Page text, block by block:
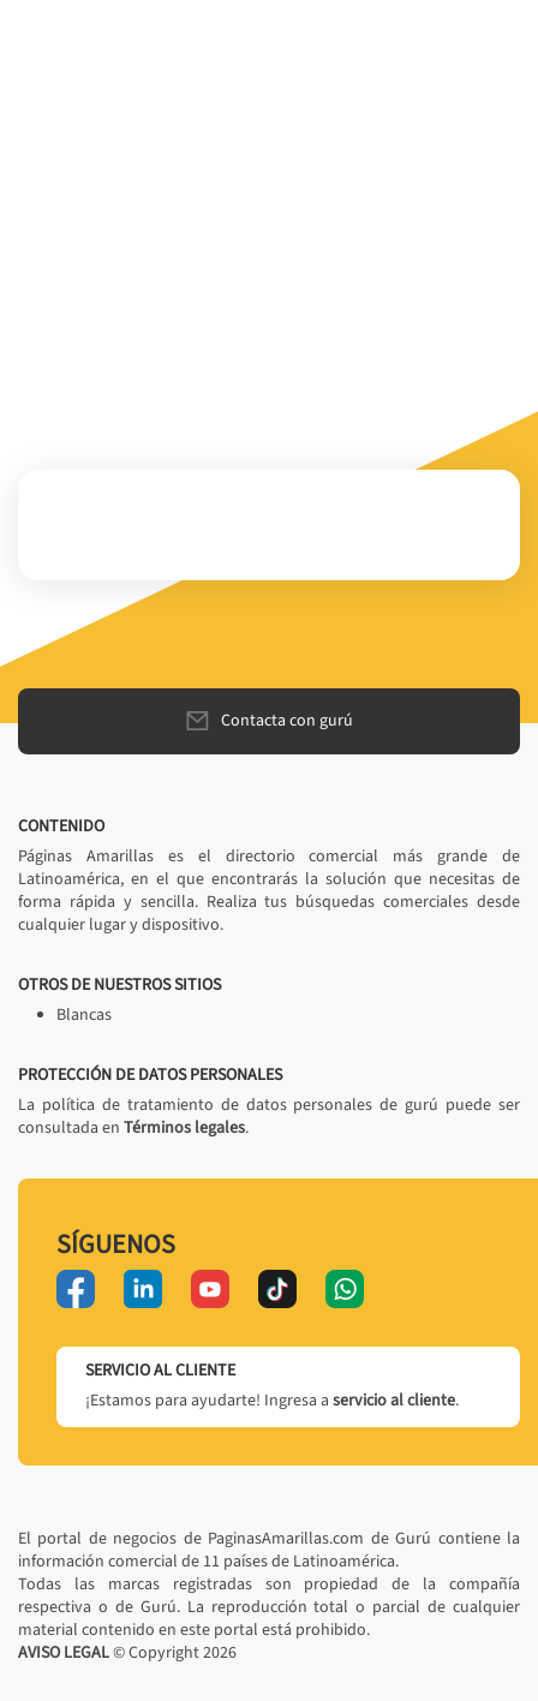
Contacta con gurú
CONTENIDO
Páginas Amarillas es el directorio comercial más grande de
Latinoamérica, en el que encontrarás la solución que necesitas de
forma rápida y sencilla. Realiza tus búsquedas comerciales desde
cualquier lugar y dispositivo.
OTROS DE NUESTROS SITIOS
Blancas
PROTECCIÓN DE DATOS PERSONALES
La política de tratamiento de datos personales de gurú puede ser
consultada en Términos legales.
SÍGUENOS
SERVICIO AL CLIENTE
¡Estamos para ayudarte! Ingresa a servicio al cliente.
El portal de negocios de PaginasAmarillas.com de Gurú contiene la
información comercial de 11 países de Latinoamérica.
Todas las marcas registradas son propiedad de la compañía
respectiva o de Gurú. La reproducción total o parcial de cualquier
material contenido en este portal está prohibido.
AVISO LEGAL© Copyright2026